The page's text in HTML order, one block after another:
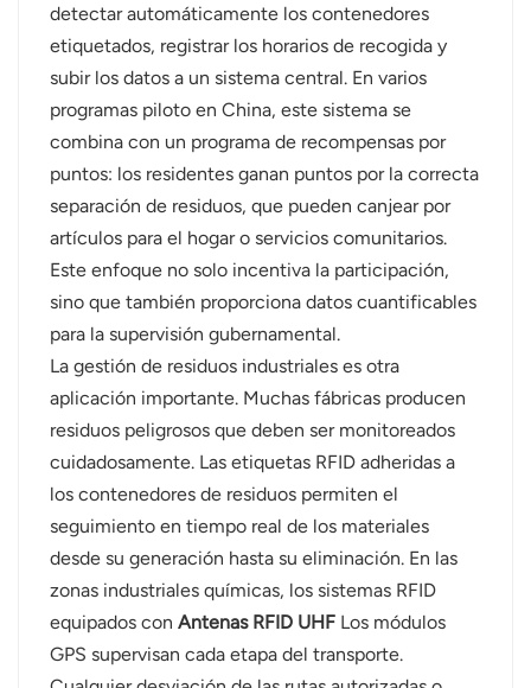
detectar automáticamente los contenedores
etiquetados, registrar los horarios de recogida y
subir los datos a un sistema central. En varios
programas piloto en China, este sistema se
combina con un programa de recompensas por
puntos: los residentes ganan puntos por la correcta
separación de residuos, que pueden canjear por
artículos para el hogar o servicios comunitarios.
Este enfoque no solo incentiva la participación,
sino que también proporciona datos cuantificables
para la supervisión gubernamental.
La gestión de residuos industriales es otra
aplicación importante. Muchas fábricas producen
residuos peligrosos que deben ser monitoreados
cuidadosamente. Las etiquetas RFID adheridas a
los contenedores de residuos permiten el
seguimiento en tiempo real de los materiales
desde su generación hasta su eliminación. En las
zonas industriales químicas, los sistemas RFID
equipados conAntenas RFID UHF Los módulos
GPS supervisan cada etapa del transporte.